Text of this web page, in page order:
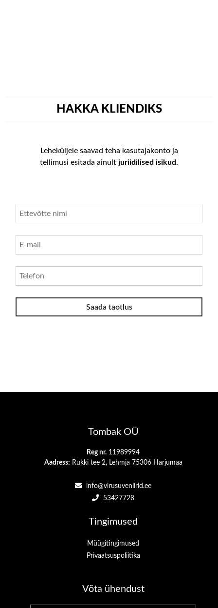
HAKKA KLIENDIKS
Leheküljele saavad teha kasutajakonto ja
tellimusi esitada ainult juriidilised isikud.
Tombak OÜ
Reg nr. 11989994
Aadress: Rukki tee 2, Lehmja 75306 Harjumaa
info@virusuveniirid.ee
53427728
Tingimused
Müügitingimused
Privaatsuspoliitika
Võta ühendust